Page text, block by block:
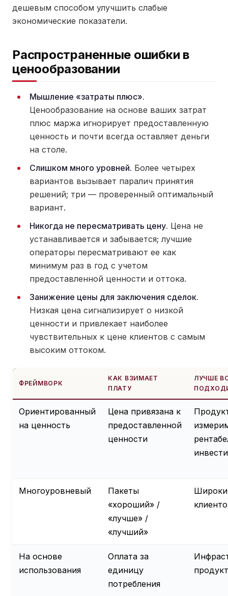
дешевым способом улучшить слабые
экономические показатели.
Распространенные ошибки в
ценообразовании
Мышление «затраты плюс».
Ценообразование на основе ваших затрат
плюс маржа игнорирует предоставленную
ценность и почти всегда оставляет деньги
на столе.
Слишком много уровней. Более четырех
вариантов вызывает паралич принятия
решений; три — проверенный оптимальный
вариант.
Никогда не пересматривать цену. Цена не
устанавливается и забывается; лучшие
операторы пересматривают ее как
минимум раз в год с учетом
предоставленной ценности и оттока.
Занижение цены для заключения сделок.
Низкая цена сигнализирует о низкой
ценности и привлекает наиболее
чувствительных к цене клиентов с самым
высоким оттоком.
ФРЕЙМВОРК
КАК ВЗИМАЕТ
ПЛАТУ
ЛУЧШЕ
Ориентированный
на ценность
Цена привязана к
предоставленной
ценности
Многоуровневый
Пакеты
«хороший» /
«лучше» /
«лучший»
На основе
использования
Оплата за
единицу
потребления